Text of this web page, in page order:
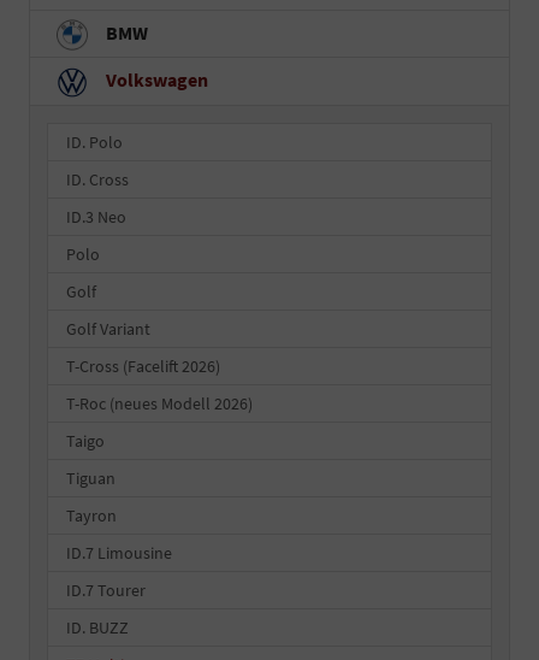
BMW
Volkswagen
ID. Polo
ID. Cross
ID.3 Neo
Polo
Golf
Golf Variant
T-Cross (Facelift 2026)
T-Roc (neues Modell 2026)
Taigo
Tiguan
Tayron
ID.7 Limousine
ID.7 Tourer
ID. BUZZ